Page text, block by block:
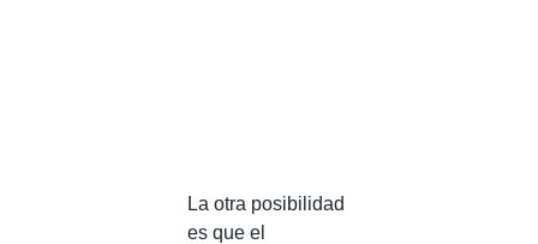
La otra posibilidad
es que el